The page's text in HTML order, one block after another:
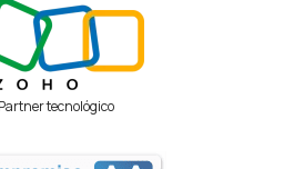
Partner tecnológico